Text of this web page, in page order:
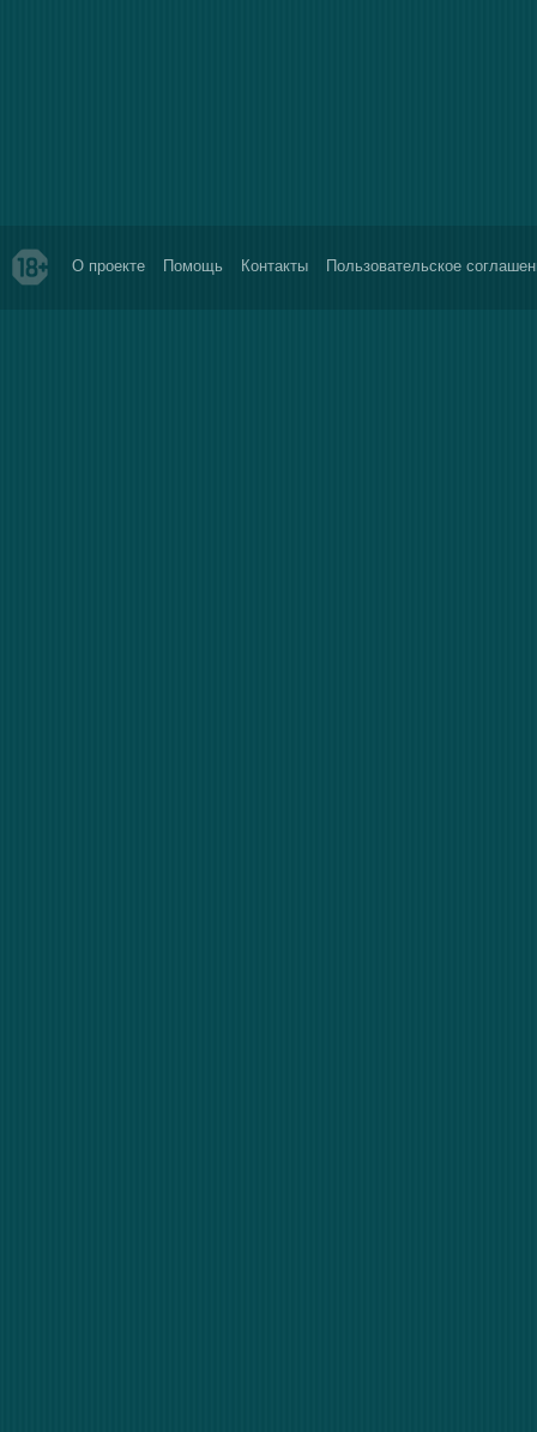
О проекте Помощь Контакты Пользовательское